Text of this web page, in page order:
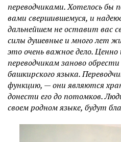
переводчиками. Хотелось бы
вами свершившемуся, и
дальнейшем не оставит вас
силы душевные и много лет
это очень важное дело.
переводчикам заново обрести
башкирского языка.
функцию, — они являются
донести его до потомков.
своем родном языке, будут